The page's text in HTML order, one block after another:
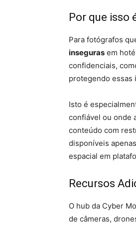
Por que isso
Para fotógrafos
inseguras em
confidenciais,
protegendo essas
Isto é
confiável ou onde
conteúdo com
disponíveis
espacial em
Recursos
O hub da Cyber
de câmeras,